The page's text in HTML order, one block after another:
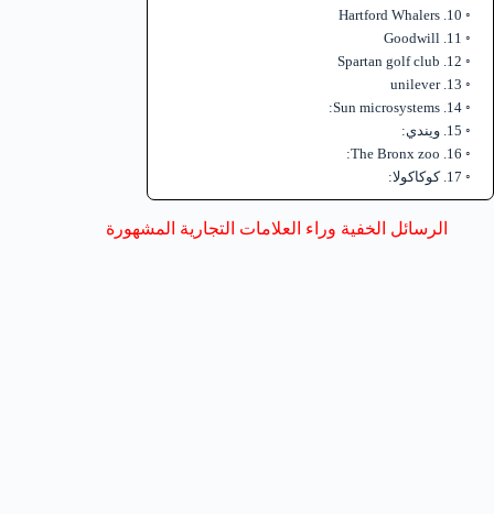
10. Hartford Whalers
11. Goodwill
12. Spartan golf club
13. unilever
14. Sun microsystems:
15. ويندي:
16. The Bronx zoo:
17. كوكاكولا:
الرسائل الخفية وراء العلامات التجارية المشهورة